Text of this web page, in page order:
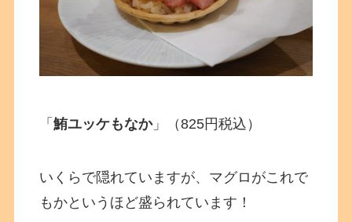
「鮪ユッケもなか」（825円税込）
いくらで隠れていますが、マグロがこれで
もかというほど盛られています！